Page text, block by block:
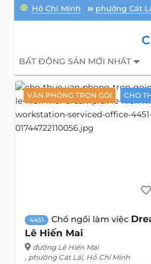
Hồ Chí Minh phường Cát
BẤT ĐỘNG SẢN MỚI NHẤT
VĂN PHÒNG TRỌN GÓI CHO
4451 Chổ ngồi làm việc
Lê Hiến Mai
đường Lê Hiến Mai
, phường Cát Lái, Hồ Chí Minh